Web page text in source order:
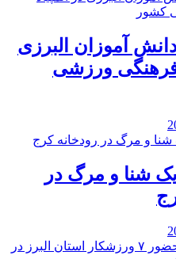
آموزان البرزی
فرهنگی ورزشی
شنا و مرگ در